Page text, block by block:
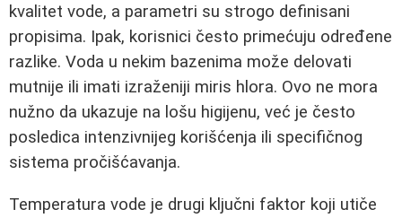
kvalitet vode, a parametri su strogo definisani
propisima. Ipak, korisnici često primećuju određene
razlike. Voda u nekim bazenima može delovati
mutnije ili imati izraženiji miris hlora. Ovo ne mora
nužno da ukazuje na lošu higijenu, već je često
posledica intenzivnijeg korišćenja ili specifičnog
sistema pročišćavanja.
Temperatura vode je drugi ključni faktor koji utiče